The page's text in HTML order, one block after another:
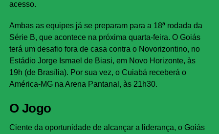
acesso.
Ambas as equipes já se preparam para a 18ª rodada da
Série B, que acontece na próxima quarta-feira. O Goiás
terá um desafio fora de casa contra o Novorizontino, no
Estádio Jorge Ismael de Biasi, em Novo Horizonte, às
19h (de Brasília). Por sua vez, o Cuiabá receberá o
América-MG na Arena Pantanal, às 21h30.
O Jogo
Ciente da oportunidade de alcançar a liderança, o Goiás